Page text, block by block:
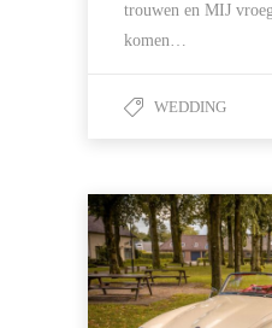
trouwen en MIJ
komen…
WEDDING